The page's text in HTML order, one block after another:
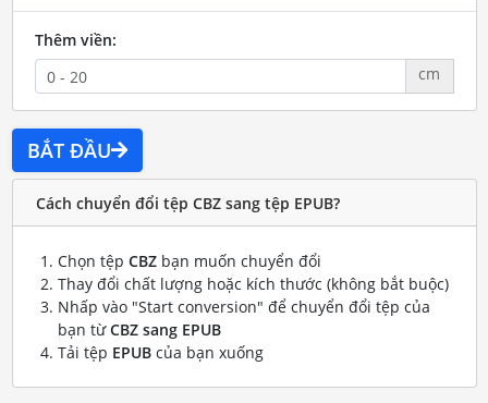
Thêm viền:
cm
BẮT ĐẦU
Cách chuyển đổi tệp CBZ sang tệp EPUB?
Chọn tệp CBZbạn muốn chuyển đổi
Thay đổi chất lượng hoặc kích thước (không bắt buộc)
Nhấp vào "Start conversion" để chuyển đổi tệp của
bạn từCBZ sang EPUB
Tải tệp EPUBcủa bạn xuống